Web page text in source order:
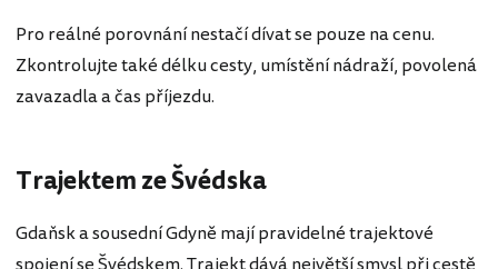
Pro reálné porovnání nestačí dívat se pouze na cenu.
Zkontrolujte také délku cesty, umístění nádraží, povolená
zavazadla a čas příjezdu.
Trajektem ze Švédska
Gdaňsk a sousední Gdyně mají pravidelné trajektové